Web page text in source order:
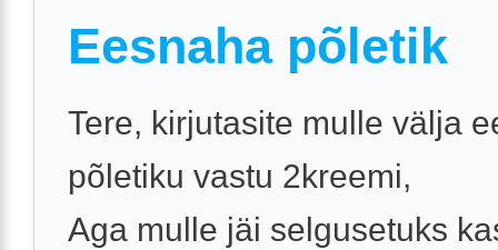
Eesnaha põletik
Tere, kirjutasite mulle välja
põletiku vastu 2kreemi,
Aga mulle jäi selgusetuks